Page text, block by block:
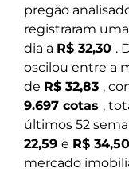
pregão
registraram
dia a R$ 32,30 .
oscilou entre a
de R$ 32,83 ,
9.697 cotas ,
últimos 52
22,59 e R$ 34,50
mercado